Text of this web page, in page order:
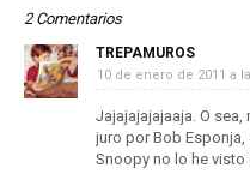
2 Comentarios
TREPAMUROS
10 de enero de 2011 a
Jajajajajajaaja. O
juro por Bob Esponja,
Snoopy no lo he visto